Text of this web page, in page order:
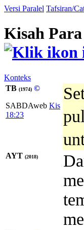
Versi Paralel Tafsiran/
Kisah
Konteks
TB (1974) ©
SABDAweb Kis
18:23
AYT (2018)